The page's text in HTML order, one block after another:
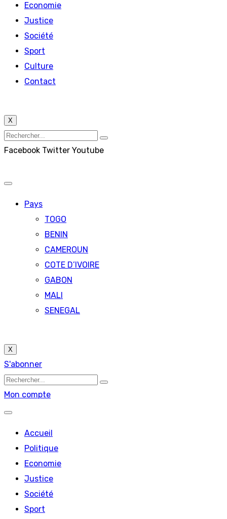
Economie
Justice
Société
Sport
Culture
Contact
X
Facebook Twitter Youtube
Pays
TOGO
BENIN
CAMEROUN
COTE D’IVOIRE
GABON
MALI
SENEGAL
X
S'abonner
Mon compte
Accueil
Politique
Economie
Justice
Société
Sport